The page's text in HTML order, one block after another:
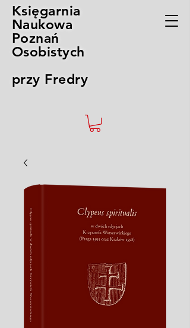
Księgarnia
Naukowa
Poznań
Osobistych
przy Fredry